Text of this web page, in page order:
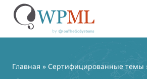
содержимому
Главная » Сертифицированные темы